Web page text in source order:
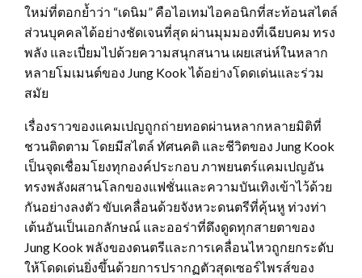
ใหม่ที่ตอกย้ำว่า “เดนิม” คือไอเทมไอคอนิกที่สะท้อนสไตล์
ส่วนบุคคลได้อย่างชัดเจนที่สุด ผ่านมุมมองที่เฉียบคม ทรง
พลัง และเปี่ยมไปด้วยความสนุกสนาน เผยเสน่ห์ในหลาก
หลายโมเมนต์ของ Jung Kook ได้อย่างโดดเด่นและร่วม
สมัย
เรื่องราวของแคมเปญถูกถ่ายทอดผ่านหลากหลายมิติที่
ชวนติดตาม โดยมีสไตล์ ทัศนคติ และชีวิตของ Jung Kook
เป็นจุดเชื่อมโยงทุกองค์ประกอบ ภาพยนตร์แคมเปญอัน
ทรงพลังผสานโลกของแฟชั่นและความบันเทิงเข้าไว้ด้วย
กันอย่างลงตัว ขับเคลื่อนด้วยจังหวะดนตรีที่คุ้นหู ท่วงท่า
เต้นอันเป็นเอกลักษณ์ และออร่าที่ดึงดูดทุกสายตาของ
Jung Kook พลังของดนตรีและการเคลื่อนไหวถูกยกระดับ
ให้โดดเด่นยิ่งขึ้นด้วยการปรากฏตัวสุดเซอร์ไพรส์ของ